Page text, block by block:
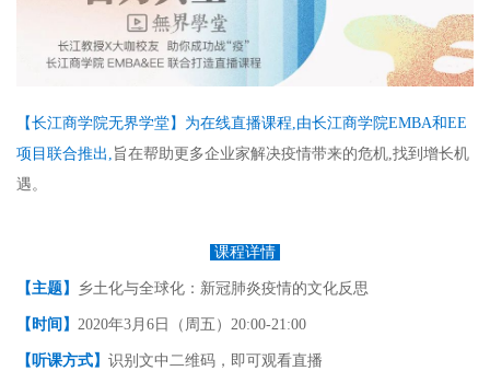
【长江商学院无界学堂】为在线直播课程,由长江商学院EMBA和EE
项目联合推出, 旨在帮助更多企业家解决疫情带来的危机,找到增长机
遇。
课程详情
【主题】 乡土化与全球化：新冠肺炎疫情的文化反思
【时间】 2020年3月6日（周五）20:00-21:00
【听课方式】 识别文中二维码，即可观看直播